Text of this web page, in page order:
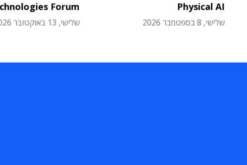
Physical AI
שלישי, 8 בספטמבר 2026
Forum
שלישי, 13 באוקטובר 2026